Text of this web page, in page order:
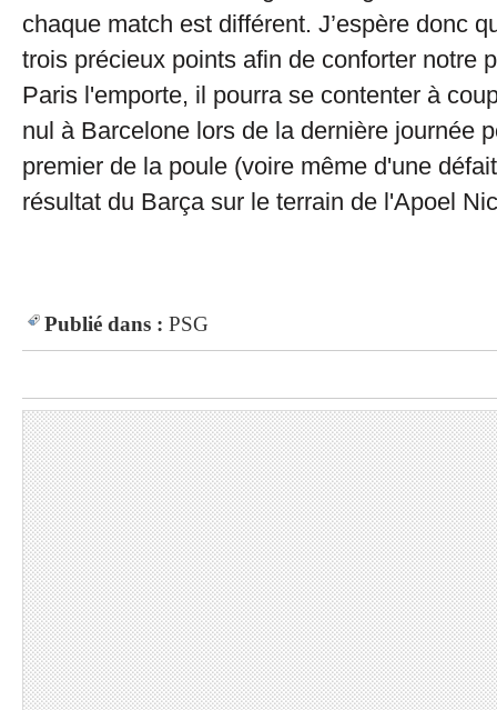
chaque match est différent. J’espère donc
trois précieux points afin de conforter notre
Paris l'emporte, il pourra se contenter à
nul à Barcelone lors de la dernière journée
premier de la poule (voire même d'une
résultat du Barça sur le terrain de l'Apoel
Publié dans : PSG